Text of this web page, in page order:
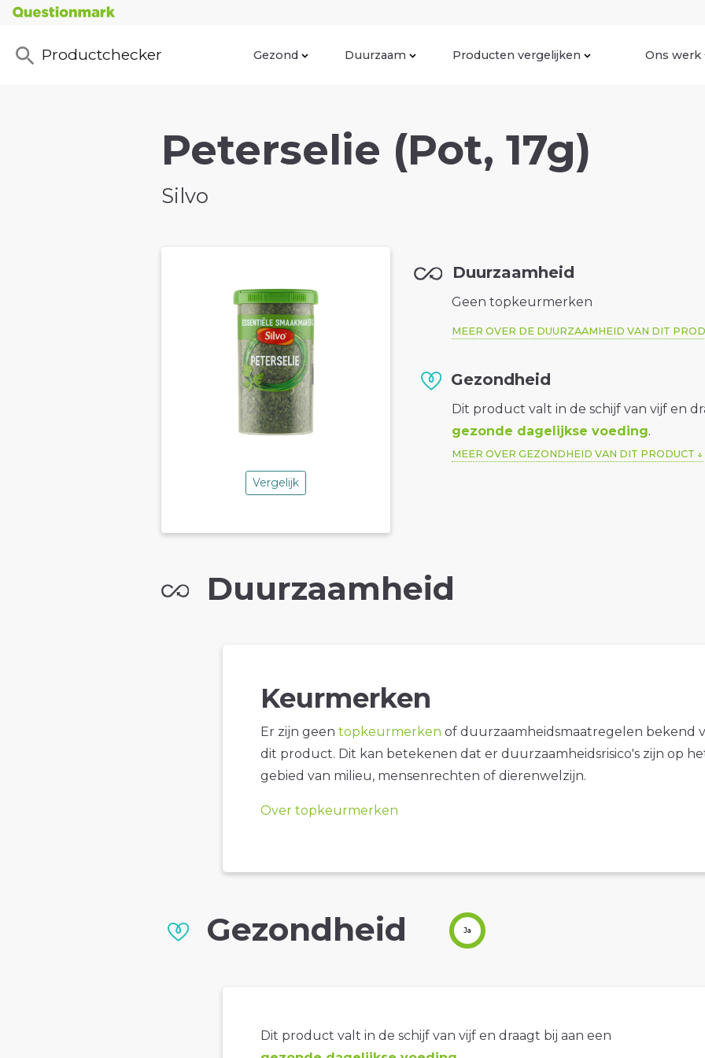
Productchecker Gezond Duurzaam Producten vergelijken Ons werk
Peterselie (Pot, 17g)
Silvo
Vergelijk
Duurzaamheid
Geen topkeurmerken
MEER OVER DE DUURZAAMHEID VAN DIT
Gezondheid
Dit product valt in de schijf van vijf en
gezonde dagelijkse voeding.
MEER OVER GEZONDHEID VAN DIT PRODUCT
Duurzaamheid
Keurmerken
Er zijn geen topkeurmerken of duurzaamheidsmaatregelen bekend
dit product. Dit kan betekenen dat er duurzaamheidsrisico's zijn op
gebied van milieu, mensenrechten of dierenwelzijn.
Over topkeurmerken
Gezondheid Ja
Dit product valt in de schijf van vijf en draagt bij aan een